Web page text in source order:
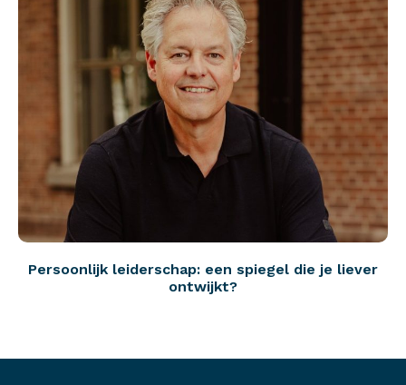
Persoonlijk leiderschap: een spiegel die je liever
ontwijkt?